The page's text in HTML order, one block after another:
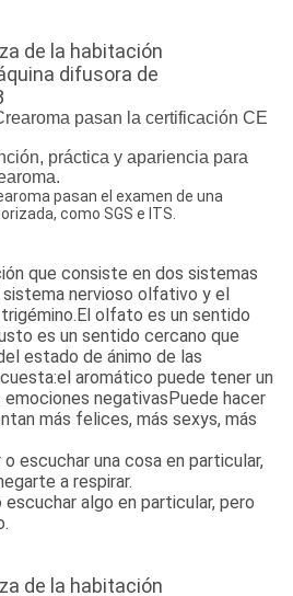
pasan la certificación CE
práctica y apariencia para
pasan el examen de una
como SGS e ITS.
que consiste en dos sistemas
sistema nervioso olfativo y el
olfato es un sentido
es un sentido cercano que
estado de ánimo de las
aromático puede tener un
negativasPuede hacer
más felices, más sexys, más
escuchar una cosa en particular,
a respirar.
algo en particular, pero